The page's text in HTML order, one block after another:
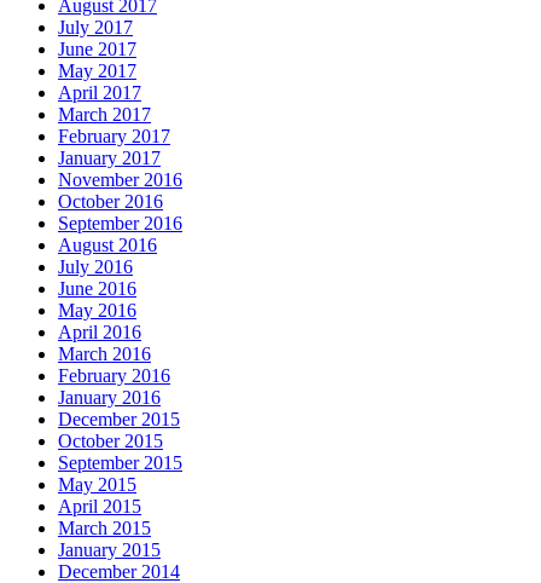
August 2017
July 2017
June 2017
May 2017
April 2017
March 2017
February 2017
January 2017
November 2016
October 2016
September 2016
August 2016
July 2016
June 2016
May 2016
April 2016
March 2016
February 2016
January 2016
December 2015
October 2015
September 2015
May 2015
April 2015
March 2015
January 2015
December 2014